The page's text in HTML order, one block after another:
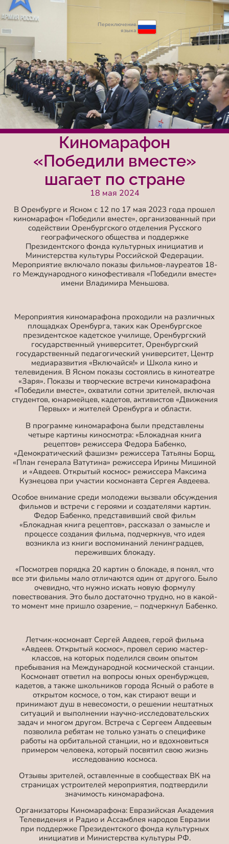
Киномарафон
«Победили вместе»
шагает по стране
18 мая 2024
В Оренбурге и Ясном с 12 по 17 мая 2023 года прошел
киномарафон «Победили вместе», организованный при
содействии Оренбургского отделения Русского
географического общества и поддержке
Президентского фонда культурных инициатив и
Министерства культуры Российской Федерации.
Мероприятие включало показы фильмов-лауреатов 18-
го Международного кинофестиваля «Победили вместе»
имени Владимира Меньшова.
Мероприятия киномарафона проходили на различных
площадках Оренбурга, таких как Оренбургское
президентское кадетское училище, Оренбургский
государственный университет, Оренбургский
государственный педагогический университет, Центр
медиаразвития «Включайся!» и Школа кино и
телевидения. В Ясном показы состоялись в кинотеатре
«Заря». Показы и творческие встречи киномарафона
«Победили вместе», охватили сотни зрителей, включая
студентов, юнармейцев, кадетов, активистов «Движения
Первых» и жителей Оренбурга и области.
В программе киномарафона были представлены
четыре картины киносмотра: «Блокадная книга
рецептов» режиссера Федора Бабенко,
«Демократический фашизм» режиссера Татьяны Борщ,
«План генерала Ватутина» режиссера Ирины Мишиной
и «Авдеев. Открытый космос» режиссера Максима
Кузнецова при участии космонавта Сергея Авдеева.
Особое внимание среди молодежи вызвали обсуждения
фильмов и встречи с героями и создателями картин.
Федор Бабенко, представивший свой фильм
«Блокадная книга рецептов», рассказал о замысле и
процессе создания фильма, подчеркнув, что идея
возникла из книги воспоминаний ленинградцев,
переживших блокаду.
«Посмотрев порядка 20 картин о блокаде, я понял, что
все эти фильмы мало отличаются один от другого. Было
очевидно, что нужно искать новую формулу
повествования. Это было достаточно трудно, но в какой-
то момент мне пришло озарение, – подчеркнул Бабенко.
Летчик-космонавт Сергей Авдеев, герой фильма
«Авдеев. Открытый космос», провел серию мастер-
классов, на которых поделился своим опытом
пребывания на Международной космической станции.
Космонавт ответил на вопросы юных оренбуржцев,
кадетов, а также школьников города Ясный о работе в
открытом космосе, о том, как стирают вещи и
принимают душ в невесомости, о решении нештатных
ситуаций и выполнении научно-исследовательских
задач и многом другом. Встреча с Сергеем Авдеевым
позволила ребятам не только узнать о специфике
работы на орбитальной станции, но и вдохновиться
примером человека, который посвятил свою жизнь
исследованию космоса.
Отзывы зрителей, оставленные в сообществах ВК на
страницах устроителей мероприятия, подтвердили
значимость киномарафона.
Организаторы Киномарафона: Евразийская Академия
Телевидения и Радио и Ассамблея народов Евразии
при поддержке Президентского фонда культурных
инициатив и Министерства культуры РФ.
Переключение
языка